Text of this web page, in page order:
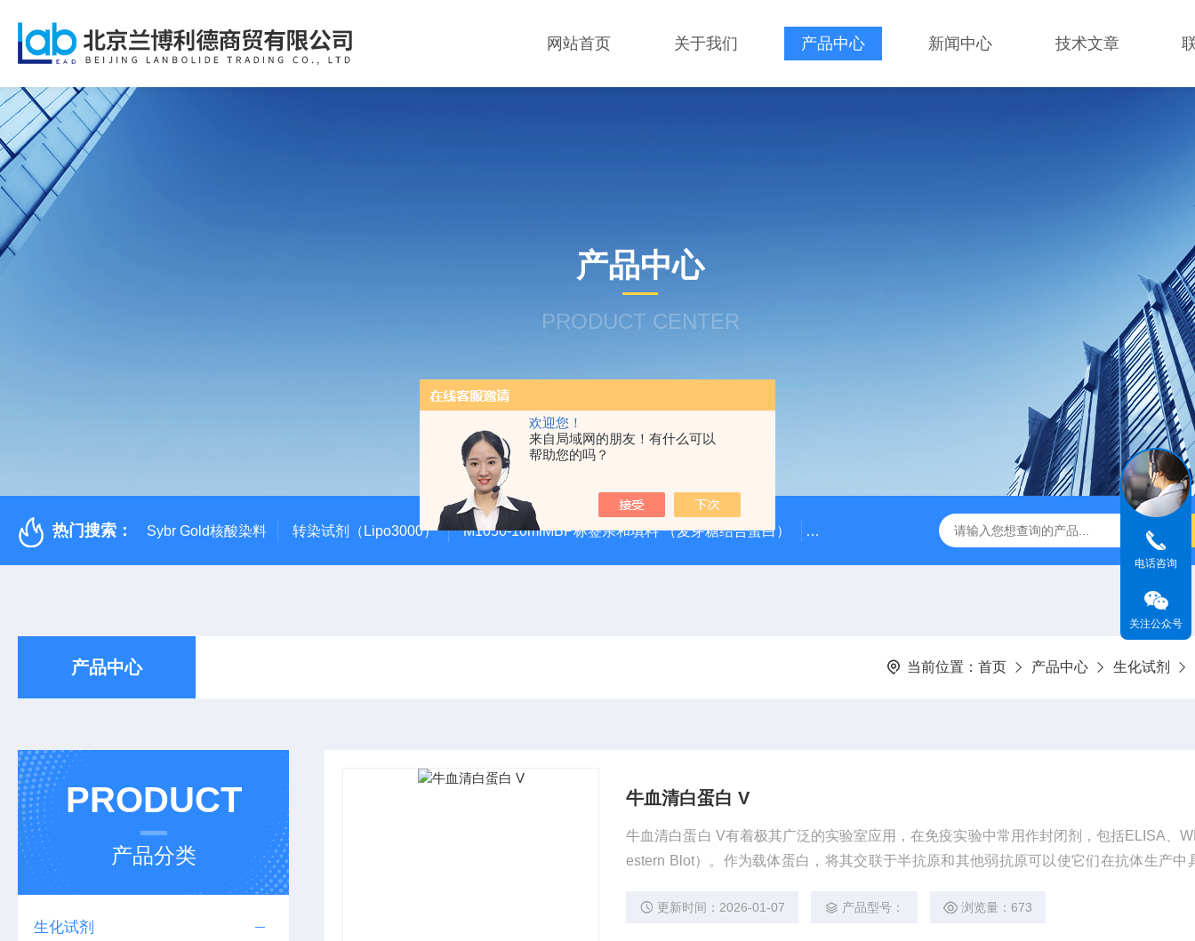
欢迎您！
来自局域网的朋友！有什么可以
帮助您的吗？
网站首页 关于我们 产品中心 新闻中心 技术文章
产品中心
PRODUCT CENTER
热门搜索： Sybr Gold核酸染料 转染试剂（Lipo3000） M1050-10mlMBP标签亲和填料 （麦芽糖结合蛋白） 500bp DNA Marker DNA Assembly Mix Plus无缝克隆
产品中心 当前位置： 首页 产品中心 生化试剂
PRODUCT
产品分类
生化试剂
牛血清白蛋白 V
牛血清白蛋白 V有着极其广泛的实验室应用，在免疫实验中常用作封闭剂，包括ELISA、
estern Blot）。作为载体蛋白，将其交联于半抗原和其他弱抗原可以使它们在抗体生产中
更新时间：2026-01-07 产品型号： 浏览量：673
电话咨询
关注公众号